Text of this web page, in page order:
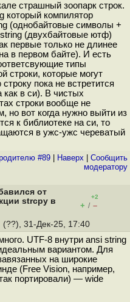
страшный зоопарк строк.
который компилятор
(однобайтовые символы +
(двухбайтовые ютф)
первые только не длинее
в первом байте). И есть
типы
строки, которые могут
пока не встретится
как в си). В чистых
строки вообще не
но вот когда нужно выйти из
к библиотеке на си, то
в ужс-ужс череватый
#89 Наверх
Cообщить
модератору
от
strcpy в
+2
+ / –
(??), 31-Дек-25, 17:40
UTF-8 внутри ansi string
вариантом. Для
на широкие
(Free Vision, например,
портировали) — wide